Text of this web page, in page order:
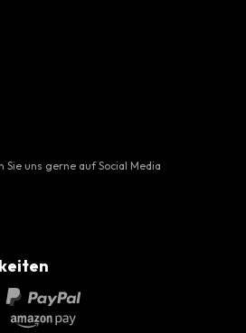
uns gerne auf Social Media